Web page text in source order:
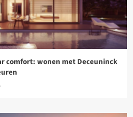
comfort: wonen met Deceuninck